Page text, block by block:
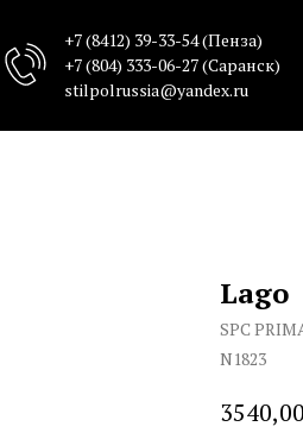
+7 (8412) 39-33-54(Пенза)
+7 (804) 333-06-27(Саранск)
stilpolrussia@yandex.ru
Lago
SPC
N1823
3540,00